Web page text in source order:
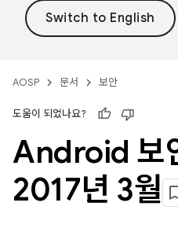
AOSP 문서 보안
도움이 되었나요?
Android 보
2017년 3월